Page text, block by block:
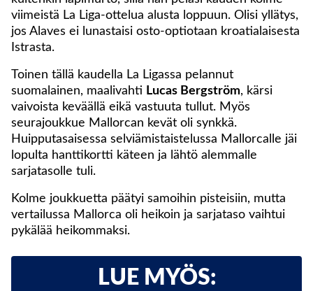
viimeistä La Liga-ottelua alusta loppuun. Olisi yllätys,
jos Alaves ei lunastaisi osto-optiotaan kroatialaisesta
Istrasta.
Toinen tällä kaudella La Ligassa pelannut
suomalainen, maalivahti Lucas Bergström, kärsi
vaivoista keväällä eikä vastuuta tullut. Myös
seurajoukkue Mallorcan kevät oli synkkä.
Huipputasaisessa selviämistaistelussa Mallorcalle jäi
lopulta hanttikortti käteen ja lähtö alemmalle
sarjatasolle tuli.
Kolme joukkuetta päätyi samoihin pisteisiin, mutta
vertailussa Mallorca oli heikoin ja sarjataso vaihtui
pykälää heikommaksi.
LUE MYÖS: